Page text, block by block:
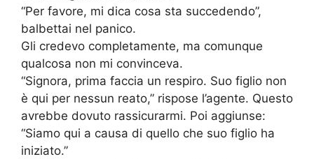
“Per favore, mi dica cosa sta succedendo”,
balbettai nel panico.
Gli credevo completamente, ma comunque
qualcosa non mi convinceva.
“Signora, prima faccia un respiro. Suo figlio non
è qui per nessun reato,” rispose l’agente. Questo
avrebbe dovuto rassicurarmi. Poi aggiunse:
“Siamo qui a causa di quello che suo figlio ha
iniziato.”